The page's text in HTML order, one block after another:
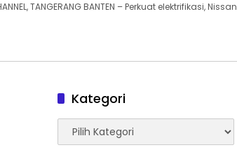
TANGERANG BANTEN – Perkuat elektrifikasi, Nissan
Kategori
Kategori